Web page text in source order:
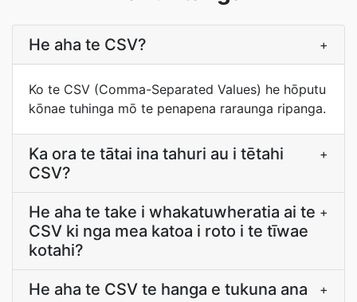
He aha te CSV? +
Ko te CSV (Comma-Separated Values) he hōputu
kōnae tuhinga mō te penapena raraunga ripanga.
Ka ora te tātai ina tahuri au i tētahi
CSV?
+
He aha te take i whakatuwheratia ai te
CSV ki nga mea katoa i roto i te tīwae
kotahi?
+
He aha te CSV te hanga e tukuna ana
+